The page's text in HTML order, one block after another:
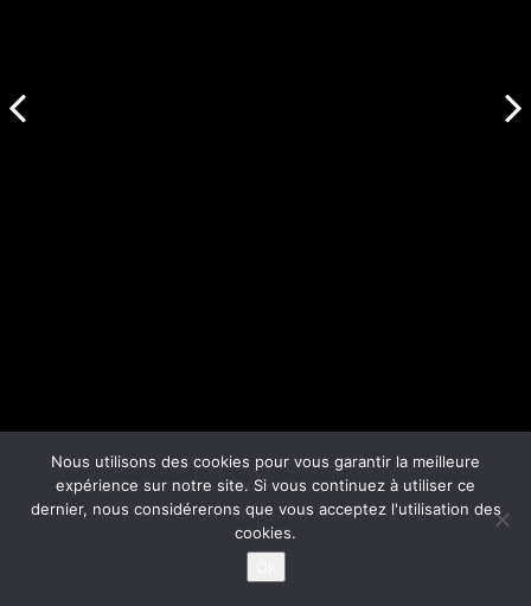
Nous utilisons des cookies pour vous garantir la meilleure
expérience sur notre site. Si vous continuez à utiliser ce
dernier, nous considérerons que vous acceptez l'utilisation des
cookies.